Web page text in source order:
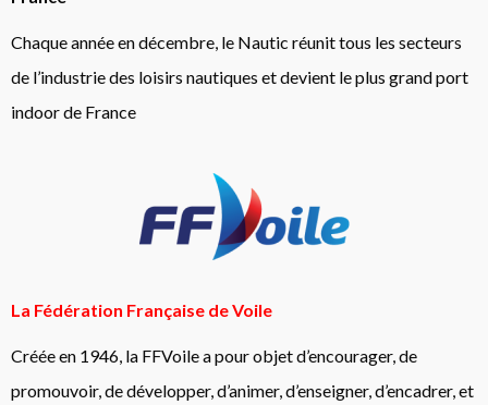
Chaque année en décembre, le Nautic réunit tous les secteurs
de l’industrie des loisirs nautiques et devient le plus grand port
indoor de France
La Fédération Française de Voile
Créée en 1946, la FFVoile a pour objet d’encourager, de
promouvoir, de développer, d’animer, d’enseigner, d’encadrer, et